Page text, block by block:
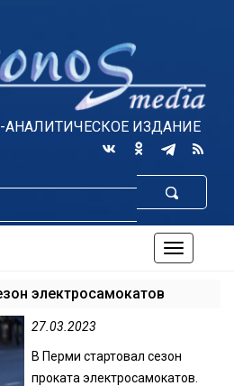
ИЗДАНИЕ
по
электросамокатов
27.03.2023
В Перми стартовал сезон
проката электросамокатов.